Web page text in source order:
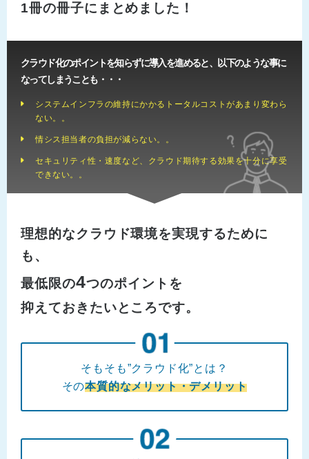
1冊の冊子にまとめました！
クラウド化のポイントを知らずに導入を進めると、以下のような事に
なってしまうことも・・・
システムインフラの維持にかかるトータルコストがあまり変わら
ない。。
情シス担当者の負担が減らない。。
セキュリティ性・速度など、クラウド期待する効果を十分に享受
できない。。
理想的なクラウド環境を実現するために
も、
最低限の4つのポイントを
抑えておきたいところです。
そもそも”クラウド化”とは？
その本質的なメリット・デメリット